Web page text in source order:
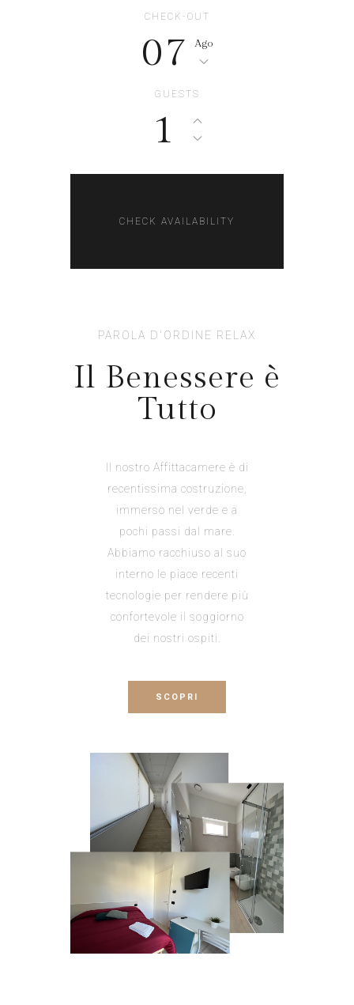
CHECK-OUT
07 Ago
GUESTS
1
PAROLA D'ORDINE RELAX
Il Benessere è
Tutto
Il nostro Affittacamere è di
recentissima costruzione,
immerso nel verde e a
pochi passi dal mare.
Abbiamo racchiuso al suo
interno le piace recenti
tecnologie per rendere più
confortevole il soggiorno
dei nostri ospiti.
SCOPRI